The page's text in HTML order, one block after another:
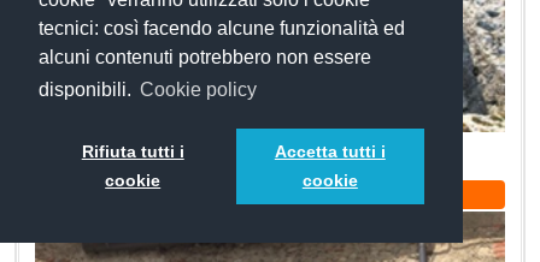
tecnici: così facendo alcune funzionalità ed
alcuni contenuti potrebbero non essere
disponibili. Cookie policy
Rifiuta tutti i
cookie
Accetta tutti i
cookie
Palmienti
Arte e Cultura